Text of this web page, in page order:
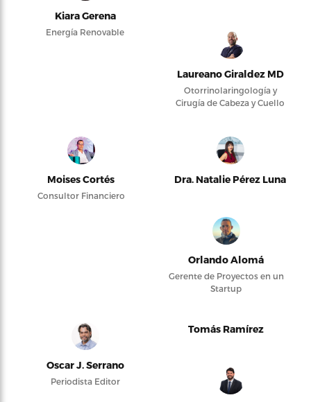
Kiara Gerena
Energía Renovable
Laureano Giraldez MD
Otorrinolaringología y
Cirugía de Cabeza y Cuello
Moises Cortés
Consultor Financiero
Dra. Natalie Pérez Luna
Orlando Alomá
Gerente de Proyectos en un
Startup
Oscar J. Serrano
Periodista Editor
Tomás Ramírez